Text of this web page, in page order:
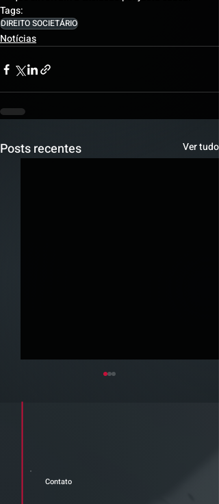
Tags:
DIREITO SOCIETÁRIO
Notícias
Posts recentes Ver tudo
Grupo de Estudos ZPB -
Contato